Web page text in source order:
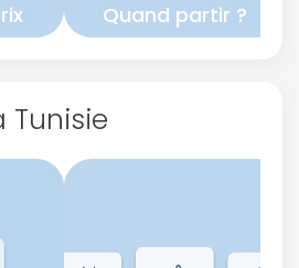
Quand partir ?
Tunisie